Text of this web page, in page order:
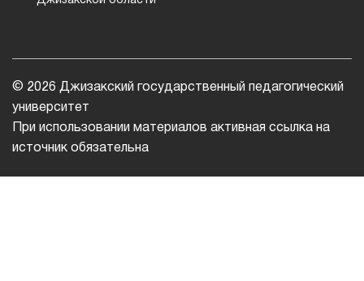
© 2026 Джизакский государственный педагогический
университет
При использовании материалов активная ссылка на
источник обязательна